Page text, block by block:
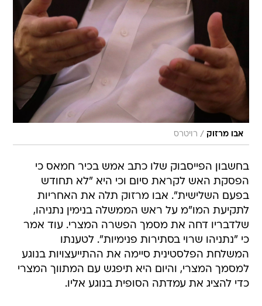
אבו מרזוק / רויטרס
בחשבון הפייסבוק שלו כתב אמש בכיר חמאס כי
הפסקת האש לקראת סיום וכי היא "לא תחודש
בפעם השלישית". אבו מרזוק תלה את האחריות
לתקיעת המו"מ על ראש הממשלה בנימין נתניהו,
שלדבריו דחה את מסמך הפשרה המצרי. עוד אמר
כי "נתניהו שרוי בסתירות פנימיות". לטענתו 
המשלחת הפלסטינית סיימה את ההתייעצויות בנוגע
למסמך המצרי, והיום היא תיפגש עם המתווך המצרי
כדי להציג את עמדתה הסופית בנוגע אליו.